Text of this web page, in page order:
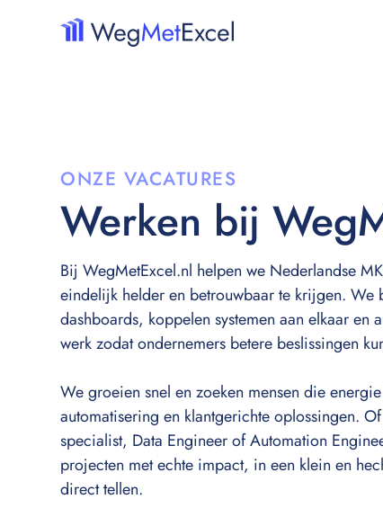
ONZE VACATURES
Werken bij
Bij WegMetExcel.nl helpen we Nederlandse
eindelijk helder en betrouwbaar te krijgen. We
dashboards, koppelen systemen aan elkaar en
werk zodat ondernemers betere beslissingen
We groeien snel en zoeken mensen die
automatisering en klantgerichte oplossingen.
specialist, Data Engineer of Automation
projecten met echte impact, in een klein en
direct tellen.